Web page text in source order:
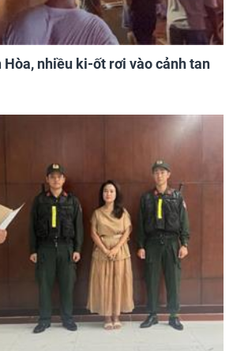
Hòa, nhiều ki-ốt rơi vào cảnh tan